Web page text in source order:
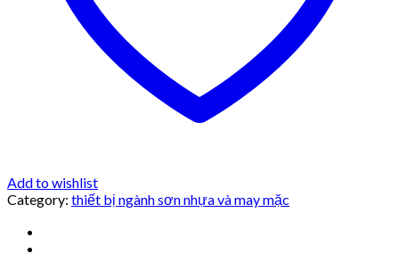
Add to wishlist
Category: thiết bị ngành sơn nhựa và may mặc